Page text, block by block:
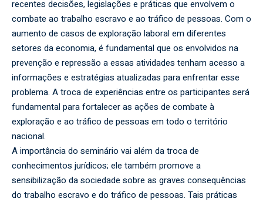
recentes decisões, legislações e práticas que envolvem o
combate ao trabalho escravo e ao tráfico de pessoas. Com o
aumento de casos de exploração laboral em diferentes
setores da economia, é fundamental que os envolvidos na
prevenção e repressão a essas atividades tenham acesso a
informações e estratégias atualizadas para enfrentar esse
problema. A troca de experiências entre os participantes será
fundamental para fortalecer as ações de combate à
exploração e ao tráfico de pessoas em todo o território
nacional.
A importância do seminário vai além da troca de
conhecimentos jurídicos; ele também promove a
sensibilização da sociedade sobre as graves consequências
do trabalho escravo e do tráfico de pessoas. Tais práticas